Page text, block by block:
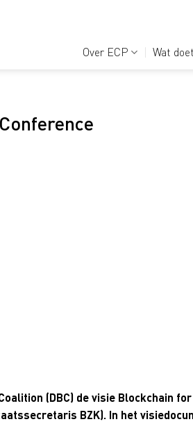
Over ECP Wat
(DBC) de visie Blockchain
BZK). In het